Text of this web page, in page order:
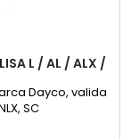
L / AL / ALX /
Dayco, valida
SC